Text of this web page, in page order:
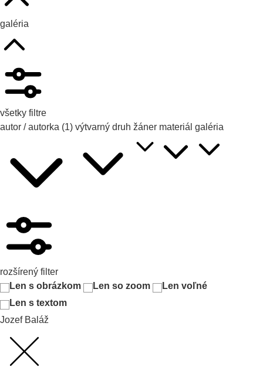
galéria
všetky filtre
autor / autorka (1) výtvarný druh žáner materiál galéria
rozšírený filter
Len s obrázkom
Len so zoom
Len voľné
Len s textom
Jozef Baláž